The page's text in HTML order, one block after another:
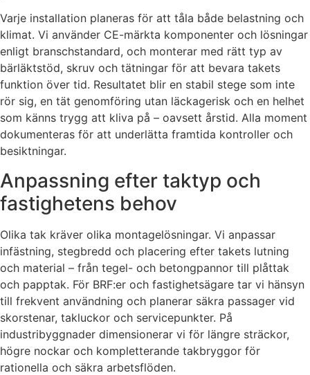
Varje installation planeras för att tåla både belastning och
klimat. Vi använder CE-märkta komponenter och lösningar
enligt branschstandard, och monterar med rätt typ av
bärläktstöd, skruv och tätningar för att bevara takets
funktion över tid. Resultatet blir en stabil stege som inte
rör sig, en tät genomföring utan läckagerisk och en helhet
som känns trygg att kliva på – oavsett årstid. Alla moment
dokumenteras för att underlätta framtida kontroller och
besiktningar.
Anpassning efter taktyp och
fastighetens behov
Olika tak kräver olika montagelösningar. Vi anpassar
infästning, stegbredd och placering efter takets lutning
och material – från tegel- och betongpannor till plåttak
och papptak. För BRF:er och fastighetsägare tar vi hänsyn
till frekvent användning och planerar säkra passager vid
skorstenar, takluckor och servicepunkter. På
industribyggnader dimensionerar vi för längre sträckor,
högre nockar och kompletterande takbryggor för
rationella och säkra arbetsflöden.